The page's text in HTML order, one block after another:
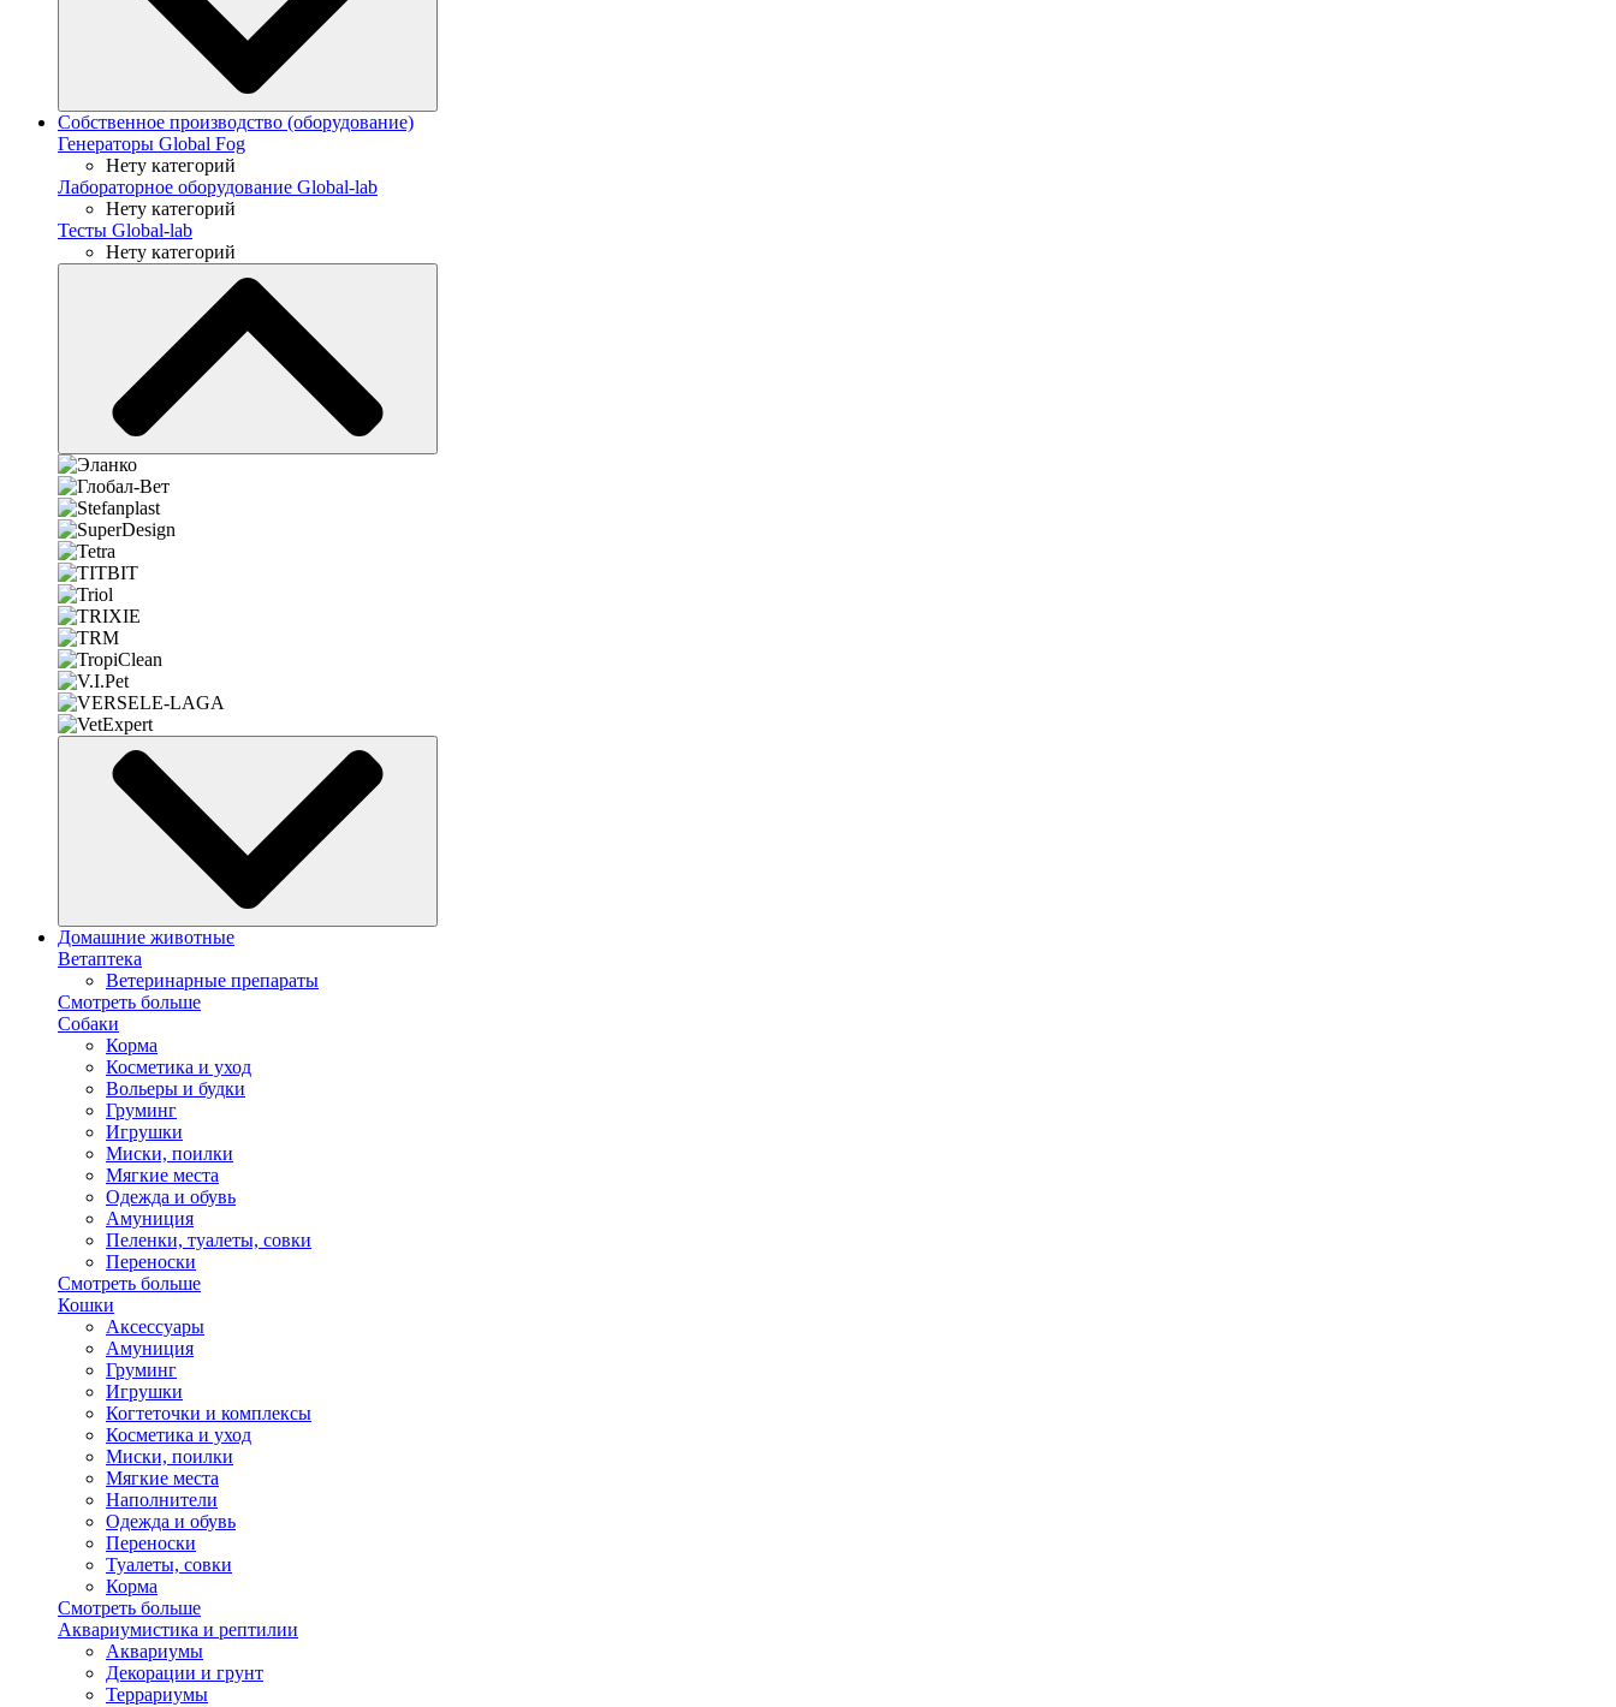
Собственное производство (оборудование)
Генераторы Global Fog
Нету категорий
Лабораторное оборудование Global-lab
Нету категорий
Тесты Global-lab
Нету категорий
Домашние животные
Ветаптека
Ветеринарные препараты
Смотреть больше
Собаки
Корма
Косметика и уход
Вольеры и будки
Груминг
Игрушки
Миски, поилки
Мягкие места
Одежда и обувь
Амуниция
Пеленки, туалеты, совки
Переноски
Смотреть больше
Кошки
Аксессуары
Амуниция
Груминг
Игрушки
Когтеточки и комплексы
Косметика и уход
Миски, поилки
Мягкие места
Наполнители
Одежда и обувь
Переноски
Туалеты, совки
Корма
Смотреть больше
Аквариумистика и рептилии
Аквариумы
Декорации и грунт
Террариумы